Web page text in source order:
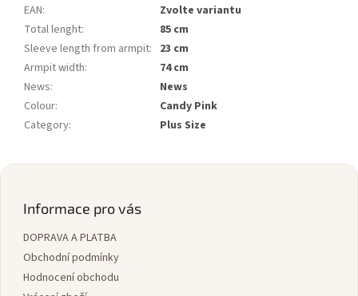
EAN:
Zvolte variantu
Total lenght:
85 cm
Sleeve length from armpit: 23 cm
Armpit width:
74 cm
News:
News
Colour:
Candy Pink
Category: Plus Size
Z
Informace pro vás
DOPRAVA A PLATBA
Obchodní podmínky
Hodnocení obchodu